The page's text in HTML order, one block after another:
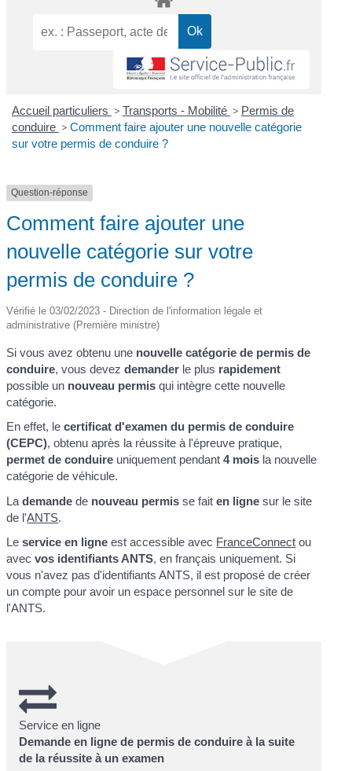
Accueil particuliers > Transports - Mobilité > Permis de
conduire > Comment faire ajouter une nouvelle catégorie
sur votre permis de conduire ?
Question-réponse
Comment faire ajouter une
nouvelle catégorie sur votre
permis de conduire ?
Vérifié le 03/02/2023 - Direction de l'information légale et
administrative (Première ministre)
Si vous avez obtenu une nouvelle catégorie de permis de
conduire, vous devezdemander le plus rapidement
possible un nouveau permis qui intègre cette nouvelle
catégorie.
En effet, lecertificat d'examen du permis de conduire
(CEPC), obtenu après la réussite à l'épreuve pratique,
permet de conduire uniquement pendant4 mois la nouvelle
catégorie de véhicule.
Lademande de nouveau permis se faiten ligne sur le site
de l'ANTS.
Le service en ligne est accessible avec FranceConnect ou
avecvos identifiants ANTS, en français uniquement. Si
vous n'avez pas d'identifiants ANTS, il est proposé de créer
un compte pour avoir un espace personnel sur le site de
l'ANTS.
Service en ligne
Demande en ligne de permis de conduire à la suite
de la réussite à un examen